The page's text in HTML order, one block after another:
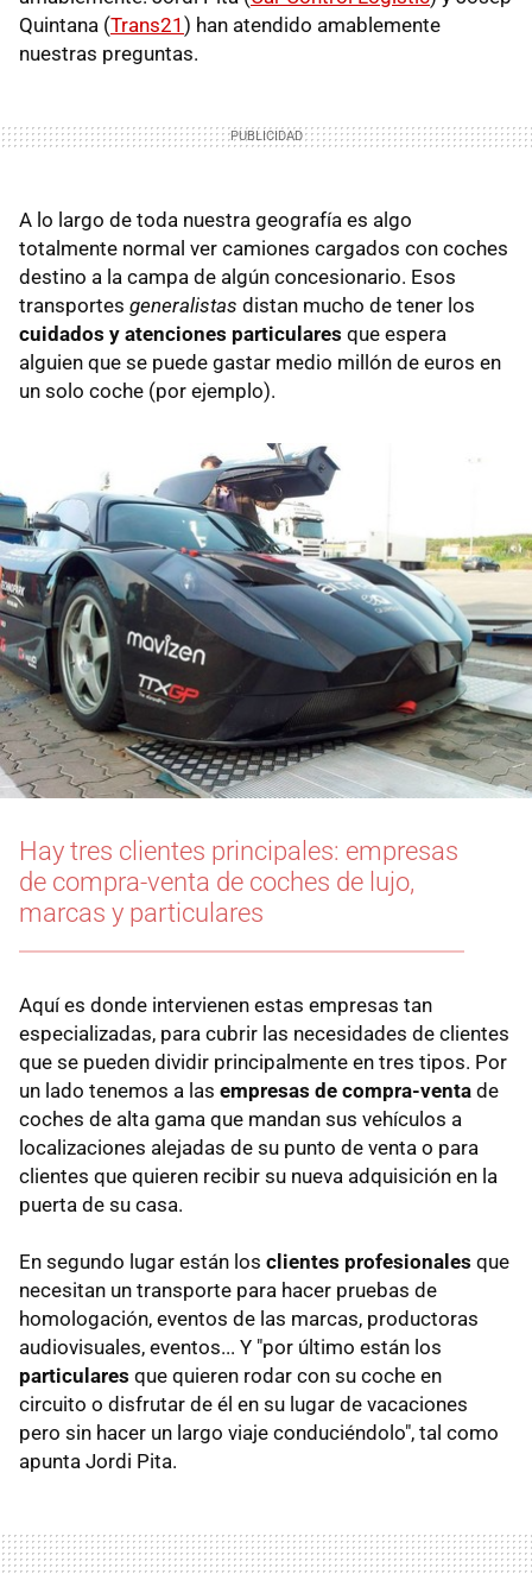
Quintana (Trans21 ) han atendido amablemente
nuestras preguntas.
A lo largo de toda nuestra geografía es algo
totalmente normal ver camiones cargados con coches
destino a la campa de algún concesionario. Esos
transportes generalistas distan mucho de tener los
cuidados y atenciones particulares que espera
alguien que se puede gastar medio millón de euros en
un solo coche (por ejemplo).
Hay tres clientes principales: empresas
de compra-venta de coches de lujo,
marcas y particulares
Aquí es donde intervienen estas empresas tan
especializadas, para cubrir las necesidades de clientes
que se pueden dividir principalmente en tres tipos. Por
un lado tenemos a las empresas de compra-venta de
coches de alta gama que mandan sus vehículos a
localizaciones alejadas de su punto de venta o para
clientes que quieren recibir su nueva adquisición en la
puerta de su casa.
En segundo lugar están los clientes profesionales que
necesitan un transporte para hacer pruebas de
homologación, eventos de las marcas, productoras
audiovisuales, eventos... Y "por último están los
particulares que quieren rodar con su coche en
circuito o disfrutar de él en su lugar de vacaciones
pero sin hacer un largo viaje conduciéndolo", tal como
apunta Jordi Pita.